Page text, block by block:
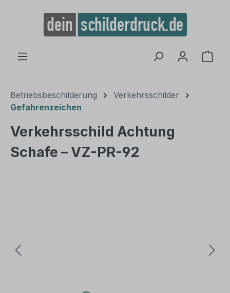
springen
Betriebsbeschilderung
Verkehrsschilder
Gefahrenzeichen
Verkehrsschild Achtung
Schafe – VZ-PR-92